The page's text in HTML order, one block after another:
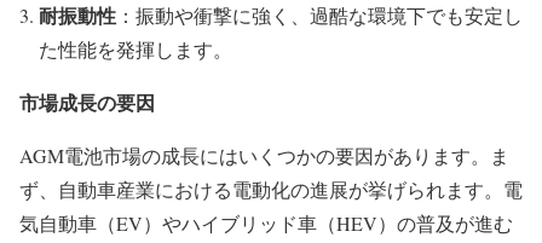
耐振動性 ：振動や衝撃に強く、過酷な環境下でも安定し
た性能を発揮します。
市場成長の要因
AGM電池市場の成長にはいくつかの要因があります。ま
ず、自動車産業における電動化の進展が挙げられます。電
気自動車（EV）やハイブリッド車（HEV）の普及が進む